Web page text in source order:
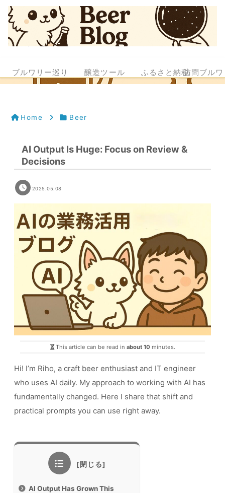
ブルワリー巡り 醸造ツール ふるさと納税訪問ブル
Home Beer
AI Output Is Huge: Focus on Review &
Decisions
2025.05.08
This article can be read in about 10 minutes.
Hi! I’m Riho, a craft beer enthusiast and IT engineer
who uses AI daily. My approach to working with AI has
fundamentally changed. Here I share that shift and
practical prompts you can use right away.
AI Output Has Grown This